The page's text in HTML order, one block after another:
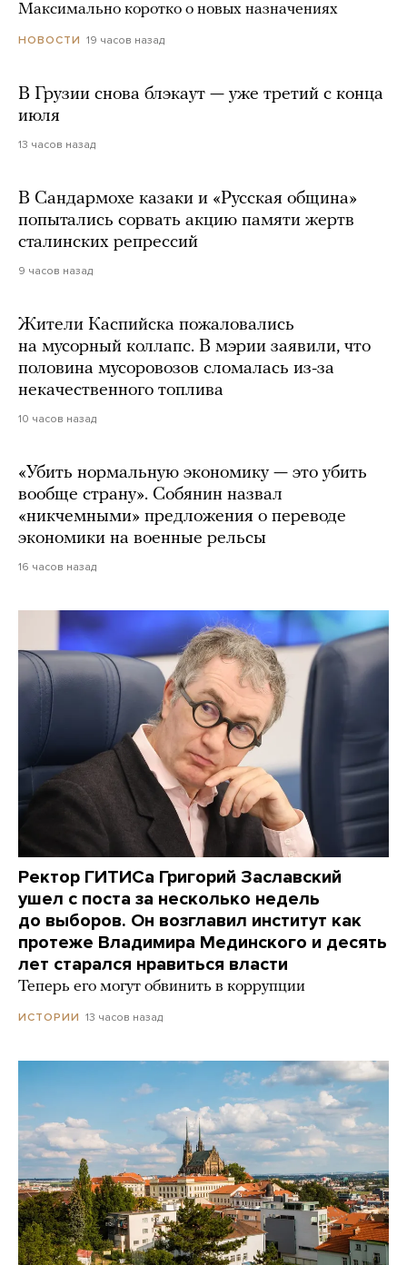
Максимально коротко о новых назначениях
НОВОСТИ 19 часов назад
В Грузии снова блэкаут — уже третий с конца
июля
13 часов назад
В Сандармохе казаки и «Русская община»
попытались сорвать акцию памяти жертв
сталинских репрессий
9 часов назад
Жители Каспийска пожаловались
на мусорный коллапс. В мэрии заявили, что
половина мусоровозов сломалась из-за
некачественного топлива
10 часов назад
«Убить нормальную экономику — это убить
вообще страну». Собянин назвал
«никчемными» предложения о переводе
экономики на военные рельсы
16 часов назад
Ректор ГИТИСа Григорий Заславский
ушел с поста за несколько недель
до выборов. Он возглавил институт как
протеже Владимира Мединского и десять
лет старался нравиться власти
Теперь его могут обвинить в коррупции
ИСТОРИИ 13 часов назад